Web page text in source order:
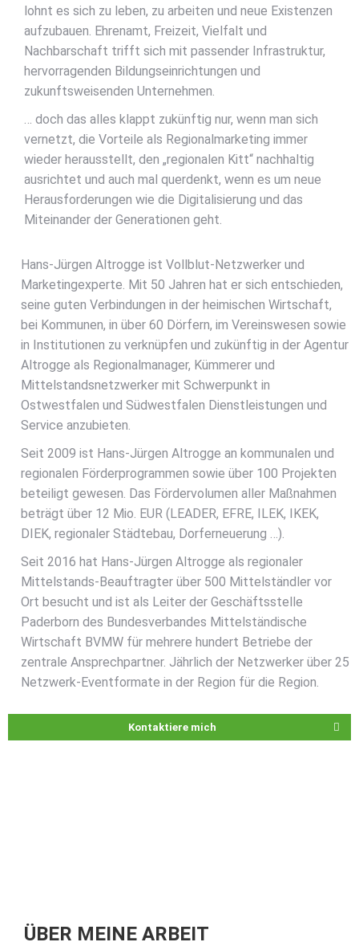
lohnt es sich zu leben, zu arbeiten und neue Existenzen
aufzubauen. Ehrenamt, Freizeit, Vielfalt und
Nachbarschaft trifft sich mit passender Infrastruktur,
hervorragenden Bildungseinrichtungen und
zukunftsweisenden Unternehmen.
… doch das alles klappt zukünftig nur, wenn man sich
vernetzt, die Vorteile als Regionalmarketing immer
wieder herausstellt, den „regionalen Kitt“ nachhaltig
ausrichtet und auch mal querdenkt, wenn es um neue
Herausforderungen wie die Digitalisierung und das
Miteinander der Generationen geht.
Hans-Jürgen Altrogge ist Vollblut-Netzwerker und
Marketingexperte. Mit 50 Jahren hat er sich entschieden,
seine guten Verbindungen in der heimischen Wirtschaft,
bei Kommunen, in über 60 Dörfern, im Vereinswesen sowie
in Institutionen zu verknüpfen und zukünftig in der Agentur
Altrogge als Regionalmanager, Kümmerer und
Mittelstandsnetzwerker mit Schwerpunkt in
Ostwestfalen und Südwestfalen Dienstleistungen und
Service anzubieten.
Seit 2009 ist Hans-Jürgen Altrogge an kommunalen und
regionalen Förderprogrammen sowie über 100 Projekten
beteiligt gewesen. Das Fördervolumen aller Maßnahmen
beträgt über 12 Mio. EUR (LEADER, EFRE, ILEK, IKEK,
DIEK, regionaler Städtebau, Dorferneuerung …).
Seit 2016 hat Hans-Jürgen Altrogge als regionaler
Mittelstands-Beauftragter über 500 Mittelständler vor
Ort besucht und ist als Leiter der Geschäftsstelle
Paderborn des Bundesverbandes Mittelständische
Wirtschaft BVMW für mehrere hundert Betriebe der
zentrale Ansprechpartner. Jährlich der Netzwerker über 25
Netzwerk-Eventformate in der Region für die Region.
Kontaktiere mich
ÜBER MEINE ARBEIT